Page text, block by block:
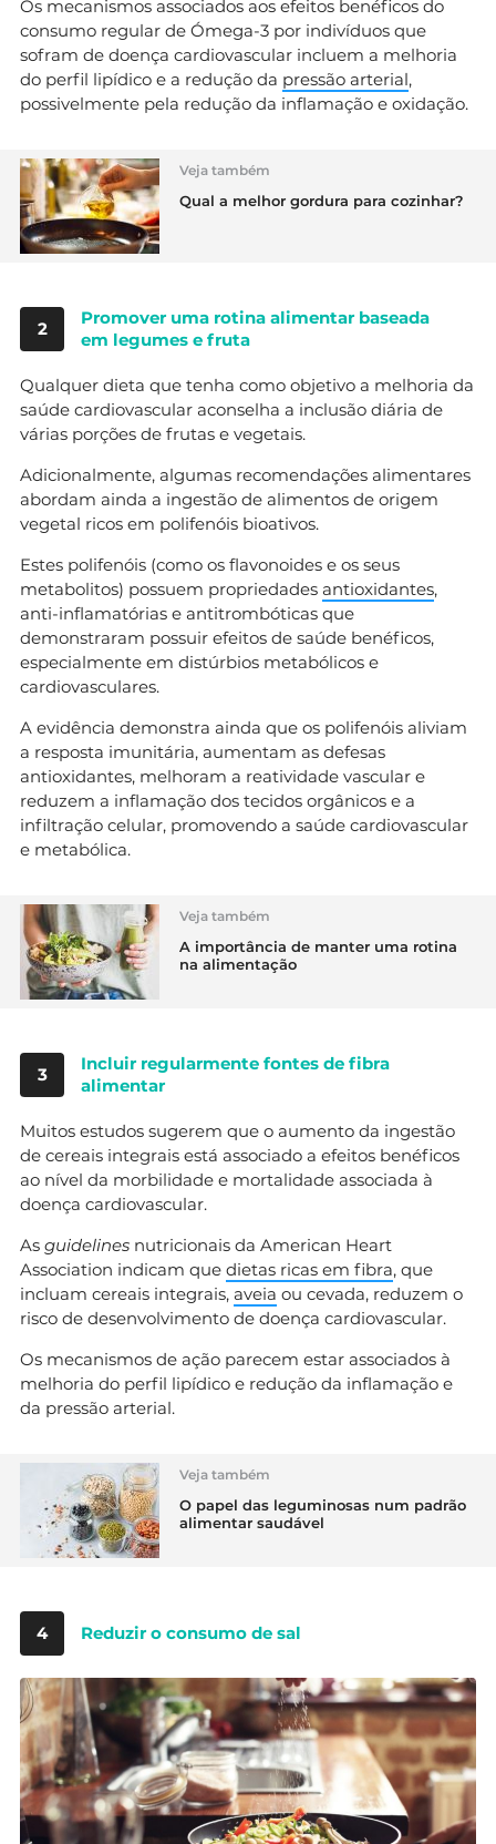
Os mecanismos associados aos efeitos benéficos do
consumo regular de Ómega-3 por indivíduos que
sofram de doença cardiovascular incluem a melhoria
do perfil lipídico e a redução da pressão arterial,
possivelmente pela redução da inflamação e oxidação.
Veja também
Qual a melhor gordura para cozinhar?
2
Promover uma rotina alimentar baseada
em legumes e fruta
Qualquer dieta que tenha como objetivo a melhoria da
saúde cardiovascular aconselha a inclusão diária de
várias porções de frutas e vegetais.
Adicionalmente, algumas recomendações alimentares
abordam ainda a ingestão de alimentos de origem
vegetal ricos em polifenóis bioativos.
Estes polifenóis (como os flavonoides e os seus
metabolitos) possuem propriedades antioxidantes,
anti-inflamatórias e antitrombóticas que
demonstraram possuir efeitos de saúde benéficos,
especialmente em distúrbios metabólicos e
cardiovasculares.
A evidência demonstra ainda que os polifenóis aliviam
a resposta imunitária, aumentam as defesas
antioxidantes, melhoram a reatividade vascular e
reduzem a inflamação dos tecidos orgânicos e a
infiltração celular, promovendo a saúde cardiovascular
e metabólica.
Veja também
A importância de manter uma rotina
na alimentação
3
Incluir regularmente fontes de fibra
alimentar
Muitos estudos sugerem que o aumento da ingestão
de cereais integrais está associado a efeitos benéficos
ao nível da morbilidade e mortalidade associada à
doença cardiovascular.
As guidelines nutricionais da American Heart
Association indicam que dietas ricas em fibra, que
incluam cereais integrais, aveia ou cevada, reduzem o
risco de desenvolvimento de doença cardiovascular.
Os mecanismos de ação parecem estar associados à
melhoria do perfil lipídico e redução da inflamação e
da pressão arterial.
Veja também
O papel das leguminosas num padrão
alimentar saudável
4 Reduzir o consumo de sal